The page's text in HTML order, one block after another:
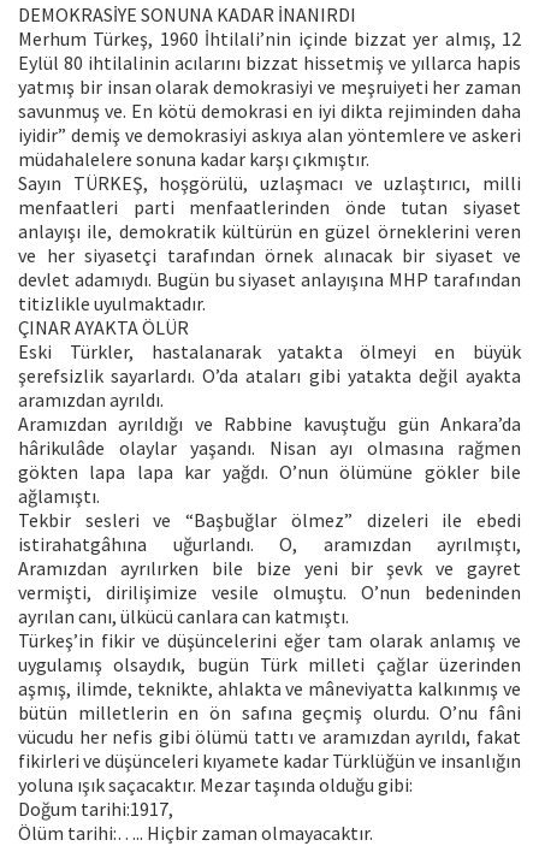
DEMOKRASİYE SONUNA KADAR İNANIRDI
Merhum Türkeş, 1960 İhtilali’nin içinde bizzat yer almış, 12
Eylül 80 ihtilalinin acılarını bizzat hissetmiş ve yıllarca hapis
yatmış bir insan olarak demokrasiyi ve meşruiyeti her zaman
savunmuş ve. En kötü demokrasi en iyi dikta rejiminden daha
iyidir” demiş ve demokrasiyi askıya alan yöntemlere ve askeri
müdahalelere sonuna kadar karşı çıkmıştır.
Sayın TÜRKEŞ, hoşgörülü, uzlaşmacı ve uzlaştırıcı, milli
menfaatleri parti menfaatlerinden önde tutan siyaset
anlayışı ile, demokratik kültürün en güzel örneklerini veren
ve her siyasetçi tarafından örnek alınacak bir siyaset ve
devlet adamıydı. Bugün bu siyaset anlayışına MHP tarafından
titizlikle uyulmaktadır.
ÇINAR AYAKTA ÖLÜR
Eski Türkler, hastalanarak yatakta ölmeyi en büyük
şerefsizlik sayarlardı. O’da ataları gibi yatakta değil ayakta
aramızdan ayrıldı.
Aramızdan ayrıldığı ve Rabbine kavuştuğu gün Ankara’da
hârikulâde olaylar yaşandı. Nisan ayı olmasına rağmen
gökten lapa lapa kar yağdı. O’nun ölümüne gökler bile
ağlamıştı.
Tekbir sesleri ve “Başbuğlar ölmez” dizeleri ile ebedi
istirahatgâhına uğurlandı. O, aramızdan ayrılmıştı,
Aramızdan ayrılırken bile bize yeni bir şevk ve gayret
vermişti, dirilişimize vesile olmuştu. O’nun bedeninden
ayrılan canı, ülkücü canlara can katmıştı.
Türkeş’in fikir ve düşüncelerini eğer tam olarak anlamış ve
uygulamış olsaydık, bugün Türk milleti çağlar üzerinden
aşmış, ilimde, teknikte, ahlakta ve mâneviyatta kalkınmış ve
bütün milletlerin en ön safına geçmiş olurdu. O’nu fâni
vücudu her nefis gibi ölümü tattı ve aramızdan ayrıldı, fakat
fikirleri ve düşünceleri kıyamete kadar Türklüğün ve insanlığın
yoluna ışık saçacaktır. Mezar taşında olduğu gibi:
Doğum tarihi:1917,
Ölüm tarihi:….. Hiçbir zaman olmayacaktır.